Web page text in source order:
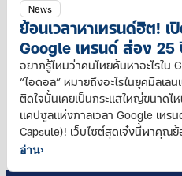
News
ย้อนเวลาหาเทรนด์ฮิต!
Google เทรนด์ ส่อง
อยากรู้ไหมว่าคนไทยค้นหาอะไรใน
“ไอดอล” หมายถึงอะไรในยุคมิลเล
ติดใจนั้นเคยเป็นกระแสใหญ่ขนาด
แคปซูลแห่งกาลเวลา Google เทร
Capsule)! เว็บไซต์สุดเจ๋งนี้พาคุณย้
อ่าน›